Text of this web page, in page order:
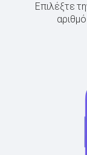
Επιλέξτε